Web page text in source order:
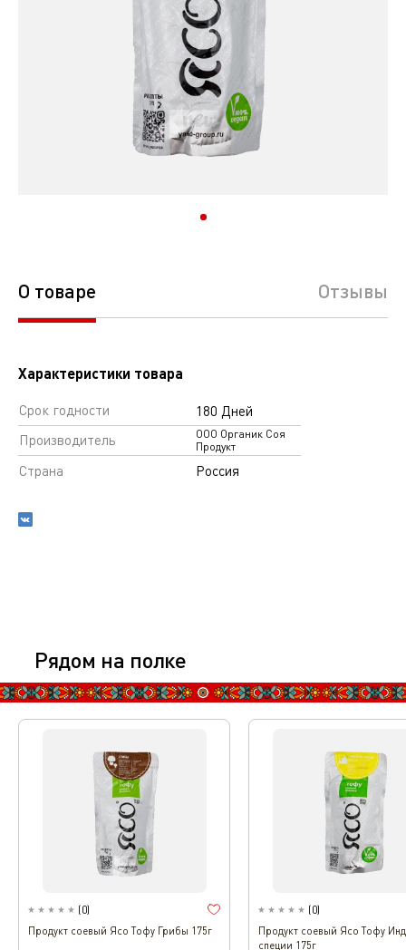
О товаре Отзывы
Характеристики товара
Срок годности
180 Дней
Производитель
ООО Органик Соя
Продукт
Страна Россия
Рядом на полке
(0)
Продукт соевый Ясо Тофу Грибы 175г
(0)
Продукт соевый Ясо Тофу
специи 175г